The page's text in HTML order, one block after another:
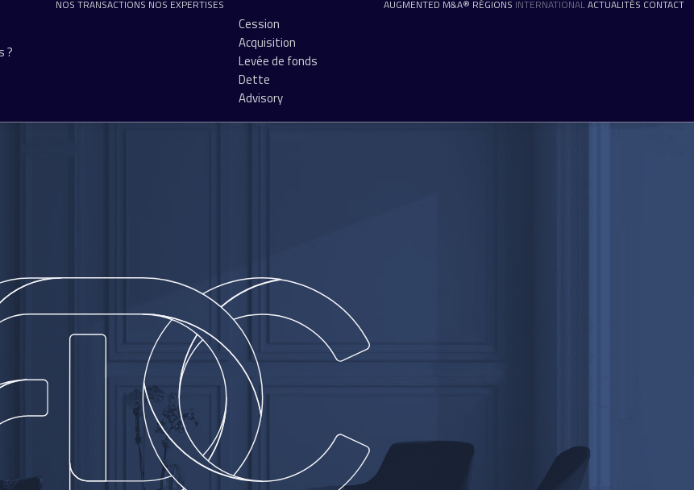
?
NOS TRANSACTIONS NOS EXPERTISES
Cession
Acquisition
Levée de fonds
Dette
Advisory
AUGMENTED M&A® RÉGIONS INTERNATIONALACTUALITÉS CONTACT